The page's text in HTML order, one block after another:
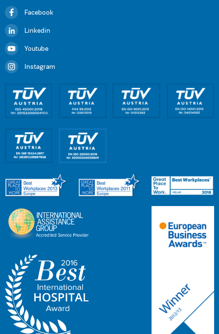
Facebook
Linkedin
Youtube
Instagram